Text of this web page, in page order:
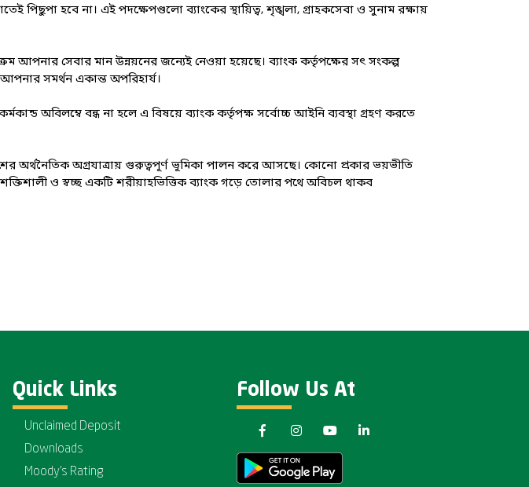
পিছুপা হবে না। এই পদক্ষেপগুলো ব্যাংকের স্থায়িত্ব, শৃঙ্খলা, গ্রাহকসেবা ও সুনাম রক্ষায়
আপনার সেবার মান উন্নয়নের জন্যেই নেওয়া হয়েছে। ব্যাংক কর্তৃপক্ষের সৎ সংকল্প
আপনার সমর্থন একান্ত অপরিহার্য।
অবিলম্বে বন্ধ না হলে এ বিষয়ে ব্যাংক কর্তৃপক্ষ সর্বোচ্চ আইনি ব্যবস্থা গ্রহণ করতে
অগ্রযাত্রায় গুরুত্বপূর্ণ ভূমিকা পালন করে আসছে। কোনো প্রকার ভয়ভীতি
ও স্বচ্ছ একটি শরীয়াহভিত্তিক ব্যাংক গড়ে তোলার পথে অবিচল থাকব
Quick Links
Unclaimed Deposit
Downloads
Moody's Rating
Follow Us At